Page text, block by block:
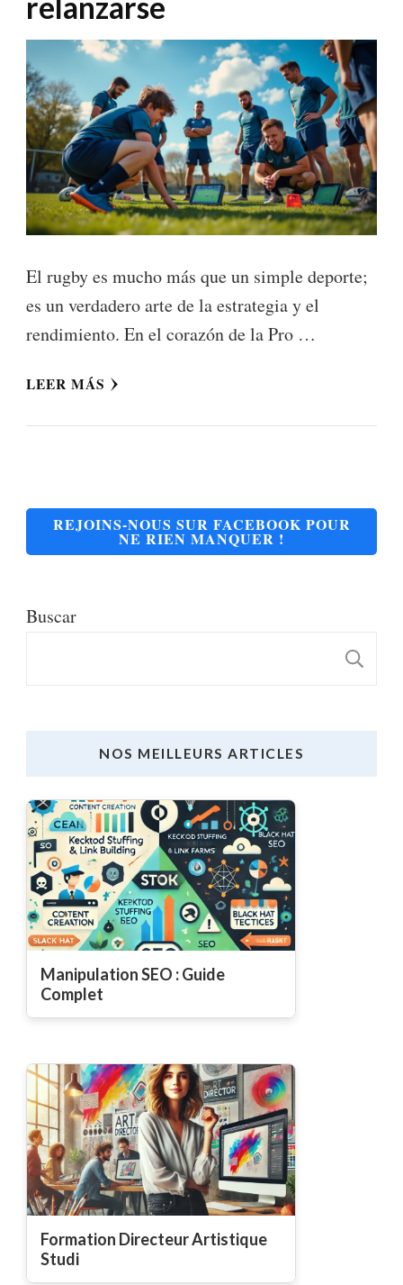
El rugby es mucho más que un simple deporte;
es un verdadero arte de la estrategia y el
rendimiento. En el corazón de la Pro …
LEER MÁS
REJOINS-NOUS SUR FACEBOOK POUR
NE RIEN MANQUER !
Buscar
NOS MEILLEURS ARTICLES
Manipulation SEO : Guide
Complet
Formation Directeur Artistique
Studi